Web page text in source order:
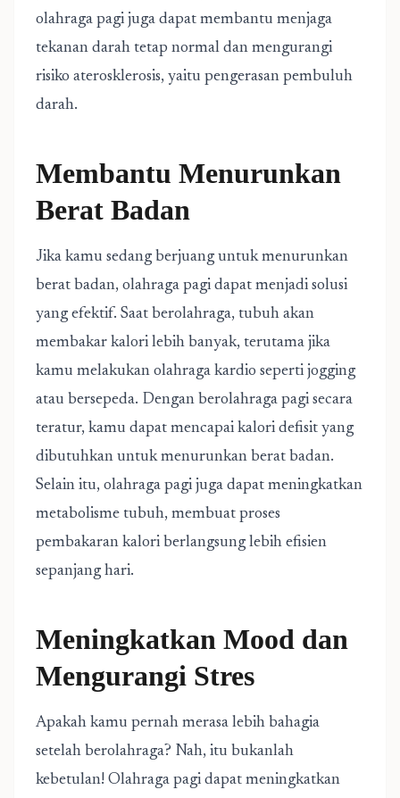
olahraga pagi juga dapat membantu menjaga
tekanan darah tetap normal dan mengurangi
risiko aterosklerosis, yaitu pengerasan pembuluh
darah.
Membantu Menurunkan
Berat Badan
Jika kamu sedang berjuang untuk menurunkan
berat badan, olahraga pagi dapat menjadi solusi
yang efektif. Saat berolahraga, tubuh akan
membakar kalori lebih banyak, terutama jika
kamu melakukan olahraga kardio seperti jogging
atau bersepeda. Dengan berolahraga pagi secara
teratur, kamu dapat mencapai kalori defisit yang
dibutuhkan untuk menurunkan berat badan.
Selain itu, olahraga pagi juga dapat meningkatkan
metabolisme tubuh, membuat proses
pembakaran kalori berlangsung lebih efisien
sepanjang hari.
Meningkatkan Mood dan
Mengurangi Stres
Apakah kamu pernah merasa lebih bahagia
setelah berolahraga? Nah, itu bukanlah
kebetulan! Olahraga pagi dapat meningkatkan